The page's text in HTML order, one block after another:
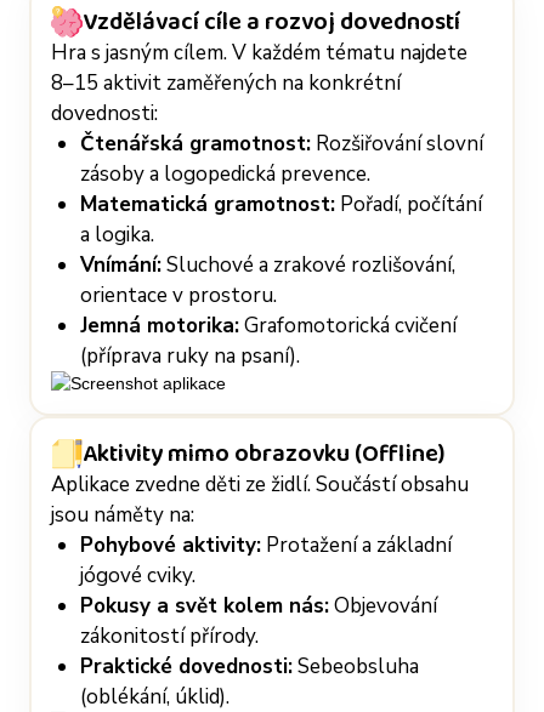
Vzdělávací cíle a rozvoj dovedností
Hra s jasným cílem. V každém tématu najdete
8–15 aktivit zaměřených na konkrétní
dovednosti:
Čtenářská gramotnost:Rozšiřování slovní
zásoby a logopedická prevence.
Matematická gramotnost:Pořadí, počítání
a logika.
Vnímání:Sluchové a zrakové rozlišování,
orientace v prostoru.
Jemná motorika:Grafomotorická cvičení
(příprava ruky na psaní).
Aktivity mimo obrazovku (Offline)
Aplikace zvedne děti ze židlí. Součástí obsahu
jsou náměty na:
Pohybové aktivity:Protažení a základní
jógové cviky.
Pokusy a svět kolem nás:Objevování
zákonitostí přírody.
Praktické dovednosti:Sebeobsluha
(oblékání, úklid).